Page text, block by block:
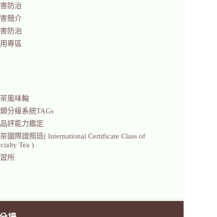
防治
簡介
防治
專區
風味輪
分級系統TAGs
評能力鑑定
國際證照班( International Certificate Class of
Tea )
所